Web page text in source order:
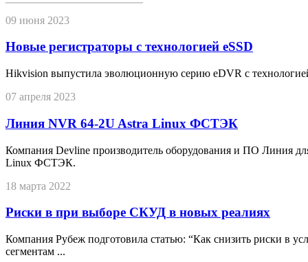
09 июня 2023
Новые регистраторы с технологией eSSD
Hikvision выпустила эволюционную серию eDVR с
07 апреля 2023
Линия NVR 64-2U Astra Linux ФСТЭК
Компания Devline производитель оборудования и ПО Линия
Linux ФСТЭК.
18 марта 2022
Риски в при выборе СКУД в новых реалиях
Компания Рубеж подготовила статью: “Как снизить риски в
сегментам ...